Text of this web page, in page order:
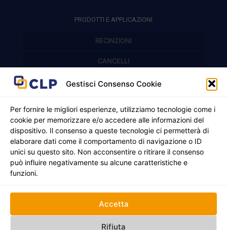
Gestisci Consenso Cookie
Per fornire le migliori esperienze, utilizziamo tecnologie come i
cookie per memorizzare e/o accedere alle informazioni del
dispositivo. Il consenso a queste tecnologie ci permetterà di
elaborare dati come il comportamento di navigazione o ID
unici su questo sito. Non acconsentire o ritirare il consenso
può influire negativamente su alcune caratteristiche e
funzioni.
Accetta
Rifiuta
PRODOTTI E APPLICAZIONI
RECINZIONI
Recinzioni modulari
Recinzioni a pannelli
CANCELLI
Cancelli prefabbricati
Cancelli in ferro battuto
Cancelli a due ante
Cancelli scorrevoli
APPLICAZIONI
Griglie e chiusini
Inferriate
Nicchie per gas ed elettricità
© 2021 - 2026 CLP SRLS All Rights Reserved.
CF e P. IVA 05130250235 | Sede legale Via Alessandro
Credits:Creativart
CANCELLI